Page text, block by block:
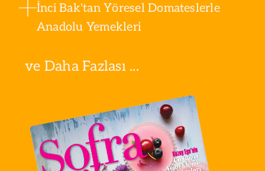
İnci Bak'tan Yöresel Domateslerle
Anadolu Yemekleri
ve Daha Fazlası ...